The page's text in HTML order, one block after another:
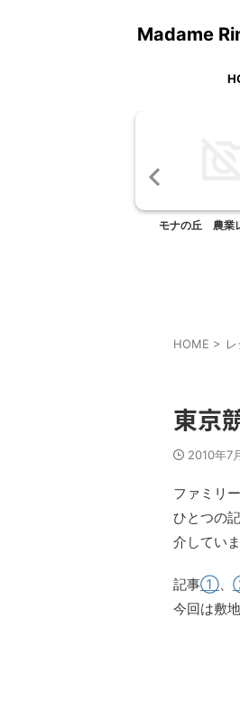
Madame
モナの丘 農業レ
HOME >
東京
2010年7
ファミリ
ひとつの
介していま
記事①
今回は敷